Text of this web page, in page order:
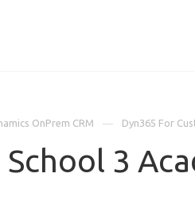
OnPrem CRM Dyn365 For
3